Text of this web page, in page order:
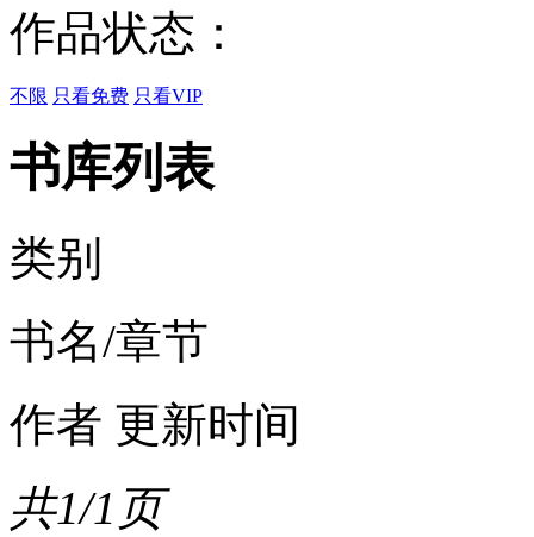
作品状态：
不限 只看免费 只看VIP
书库列表
类别
书名/章节
作者 更新时间
共1/1页